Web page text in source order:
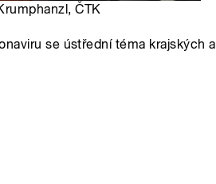
ČTK
se ústřední téma krajských a